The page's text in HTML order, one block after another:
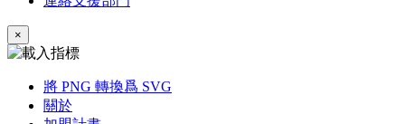
×
將 PNG 轉換爲 SVG
關於